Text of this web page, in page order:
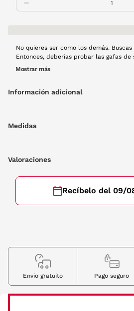
No quieres ser como los demás.
Entonces, deberías probar las gafas de
4475. Siguiendo el estilo que
pasta en color habana y lentes
Mostrar más
Información adicional
Medidas
Valoraciones
Recíbelo del 09/
Envio gratuito Pago seguro